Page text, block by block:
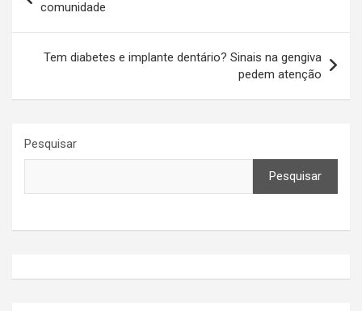
Post
comunidade
Tem diabetes e implante dentário? Sinais na gengiva
pedem atenção
Pesquisar
Pesquisar